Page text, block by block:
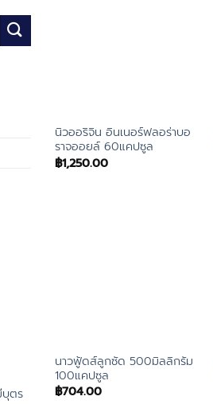
บุตร
นิวออริจิน อินเนอร์ฟลอร่าบอ
ราจออยล์ 60แคปซูล
฿1,250.00
นาวฟู้ดส์ลูกซัด 500มิลลิกรัม
100แคปซูล
฿704.00